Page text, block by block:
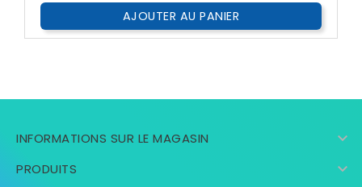
AJOUTER AU PANIER
INFORMATIONS SUR LE MAGASIN 
PRODUITS 